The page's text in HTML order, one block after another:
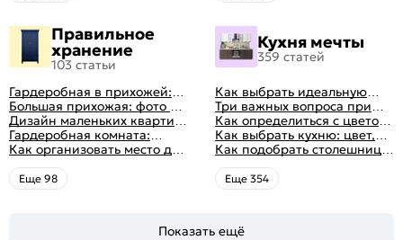
Правильное
хранение
103 статьи
Гардеробная в прихожей:
виды, фото в интерьере,
идеи дизайна
Большая прихожая: фото с
функциональным
распределением дизайна
Дизайн маленьких квартир:
10 идей для дизайна
интерьера с фото
Гардеробная комната:
дизайн, планировка, советы
по обустройству,
распространенные ошибки
Как организовать место для
хранения на балконе
Eще 98
Кухня мечты
359 статей
Как выбрать идеальную
планировку для кухни
Три важных вопроса при
выборе кухни: готовка,
посуда, комфорт
Как определиться с цветом
кухни: светлые, темные,
яркие
Как выбрать кухню: цвет,
планировка, аксессуары
Как подобрать столешницу
для кухни по цвету
Eще 354
Показать ещё